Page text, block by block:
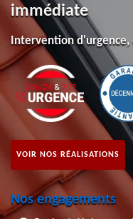
immédiate
Intervention
VOIR NOS RÉALISATIONS
Nos engagements